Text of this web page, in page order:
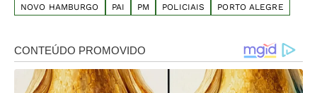
NOVO HAMBURGO
PAI PM POLICIAIS PORTO ALEGRE